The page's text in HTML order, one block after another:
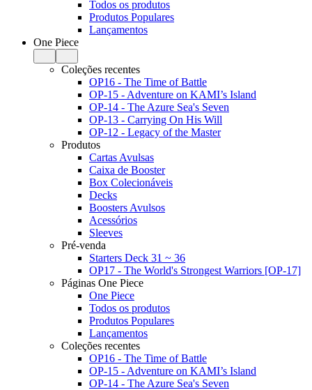
Todos os produtos
Produtos Populares
Lançamentos
One Piece
Coleções recentes
OP16 - The Time of Battle
OP-15 - Adventure on KAMI’s Island
OP-14 - The Azure Sea's Seven
OP-13 - Carrying On His Will
OP-12 - Legacy of the Master
Produtos
Cartas Avulsas
Caixa de Booster
Box Colecionáveis
Decks
Boosters Avulsos
Acessórios
Sleeves
Pré-venda
Starters Deck 31 ~ 36
OP17 - The World's Strongest Warriors [OP-17]
Páginas One Piece
One Piece
Todos os produtos
Produtos Populares
Lançamentos
Coleções recentes
OP16 - The Time of Battle
OP-15 - Adventure on KAMI’s Island
OP-14 - The Azure Sea's Seven